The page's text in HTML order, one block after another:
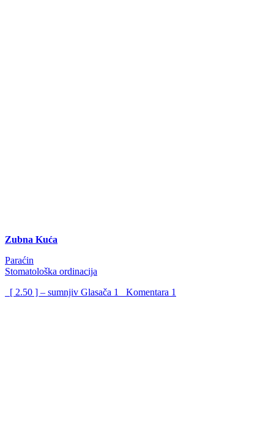
Zubna Kuća
Paraćin
Stomatološka ordinacija
[ 2.50 ] – sumnjiv Glasača 1 Komentara 1